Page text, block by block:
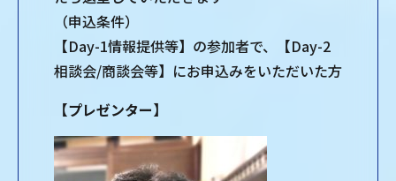
（申込条件）
【Day-1情報提供等】の参加者で、【Day-2
相談会/商談会等】にお申込みをいただいた方
【プレゼンター】